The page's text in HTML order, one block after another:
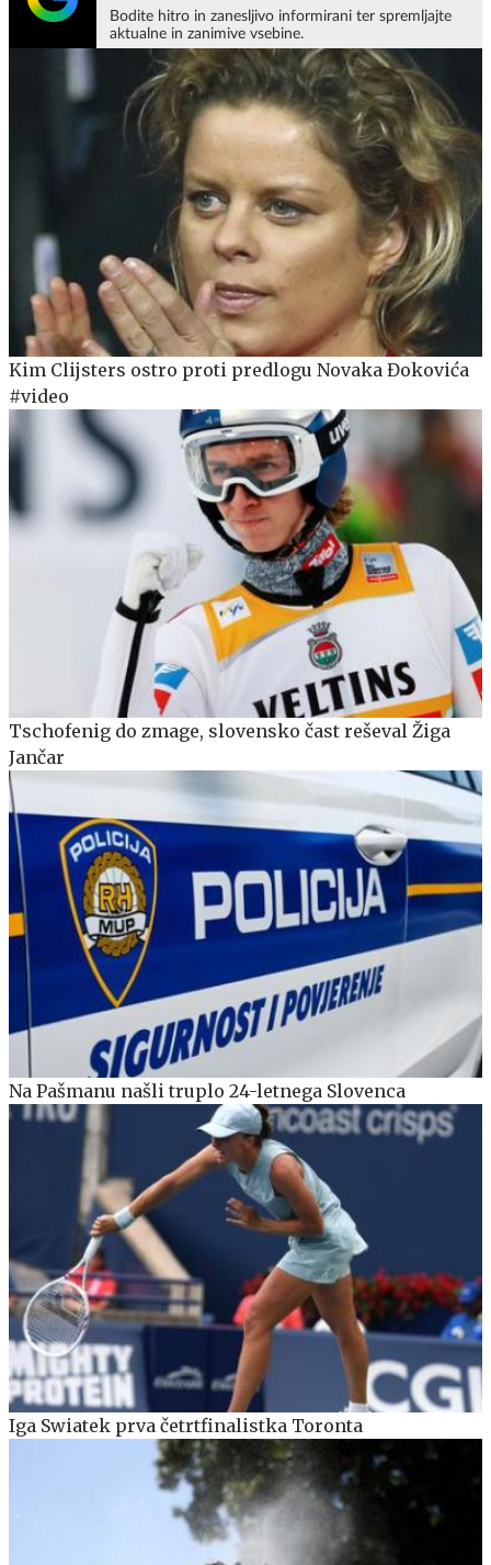
Bodite hitro in zanesljivo informirani ter spremljajte
aktualne in zanimive vsebine.
Kim Clijsters ostro proti predlogu Novaka Đokovića
#video
Tschofenig do zmage, slovensko čast reševal Žiga
Jančar
Na Pašmanu našli truplo 24-letnega Slovenca
Iga Swiatek prva četrtfinalistka Toronta